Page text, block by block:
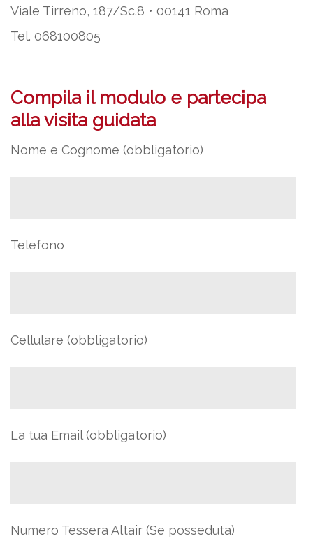
Viale Tirreno, 187/Sc.8 • 00141 Roma
Tel. 068100805
Compila il modulo e partecipa
alla visita guidata
Nome e Cognome (obbligatorio)
Telefono
Cellulare (obbligatorio)
La tua Email (obbligatorio)
Numero Tessera Altair (Se posseduta)